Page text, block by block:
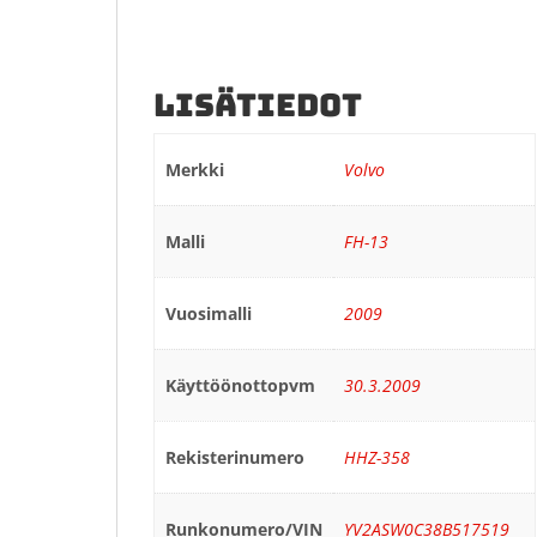
LISÄTIEDOT
Merkki Volvo
Malli FH-13
Vuosimalli 2009
Käyttöönottopvm 30.3.2009
Rekisterinumero HHZ-358
Runkonumero/VIN YV2ASW0C38B517519